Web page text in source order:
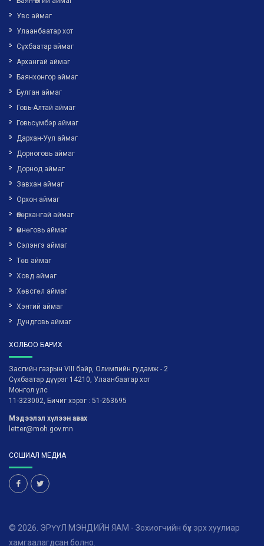
Увс аймаг
Улаанбаатар хот
Сүхбаатар аймаг
Архангай аймаг
Баянхонгор аймаг
Булган аймаг
Говь-Алтай аймаг
Говьсүмбэр аймаг
Дархан-Уул аймаг
Дорноговь аймаг
Дорнод аймаг
Завхан аймаг
Орхон аймаг
Өвөрхангай аймаг
Өмнөговь аймаг
Сэлэнгэ аймаг
Төв аймаг
Ховд аймаг
Хөвсгөл аймаг
Хэнтий аймаг
Дундговь аймаг
ХОЛБОО БАРИХ
Засгийн газрын VIII байр, Олимпийн гудамж - 2
Сүхбаатар дүүрэг 14210, Улаанбаатар хот
Монгол улс
11-323002, Бичиг хэрэг : 51-263695
Мэдээлэл хүлээн авах
letter@moh.gov.mn
СОШИАЛ МЕДИА
© 2026. ЭРҮҮЛ МЭНДИЙН ЯАМ - Зохиогчийн бүх эрх хуулиар
хамгаалагдсан болно.